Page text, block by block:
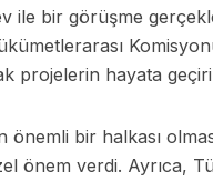
ile bir görüşme
projelerin hayata
bir halkası
önem verdi. Ayrıca,